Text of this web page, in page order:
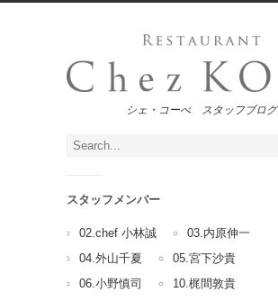
シェ・コーべ スタッフブログ
スタッフメンバー
02.chef 小林誠
03.内原伸一
04.外山千夏
05.宮下沙貴
06.小野慎司
10.梶間敦貴